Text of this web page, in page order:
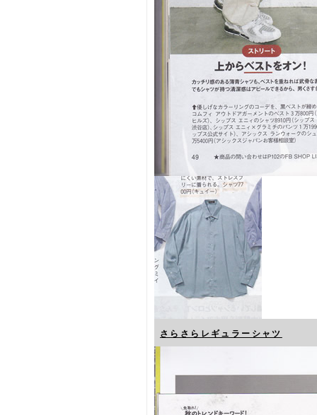
さらさらレギュラーシャツ